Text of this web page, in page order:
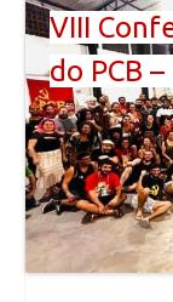
VIII
do PCB